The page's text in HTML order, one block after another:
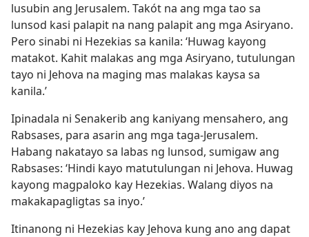
lusubin ang Jerusalem. Takót na ang mga tao sa
lunsod kasi palapit na nang palapit ang mga Asiryano.
Pero sinabi ni Hezekias sa kanila: ‘Huwag kayong
matakot. Kahit malakas ang mga Asiryano, tutulungan
tayo ni Jehova na maging mas malakas kaysa sa
kanila.’
Ipinadala ni Senakerib ang kaniyang mensahero, ang
Rabsases, para asarin ang mga taga-Jerusalem.
Habang nakatayo sa labas ng lunsod, sumigaw ang
Rabsases: ‘Hindi kayo matutulungan ni Jehova. Huwag
kayong magpaloko kay Hezekias. Walang diyos na
makakapagligtas sa inyo.’
Itinanong ni Hezekias kay Jehova kung ano ang dapat